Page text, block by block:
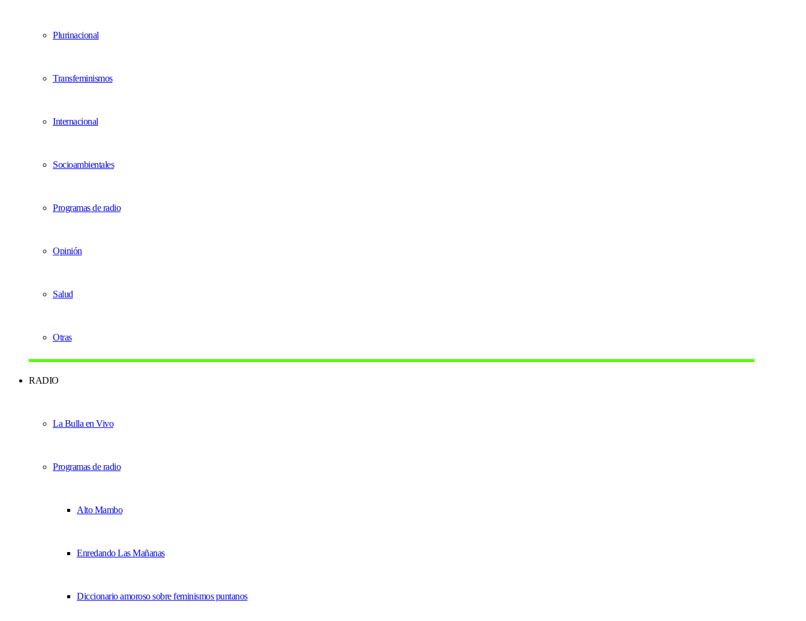
Plurinacional
Transfeminismos
Internacional
Socioambientales
Programas de radio
Opinión
Salud
Otras
RADIO
La Bulla en Vivo
Programas de radio
Alto Mambo
Enredando Las Mañanas
Diccionario amoroso sobre feminismos puntanos